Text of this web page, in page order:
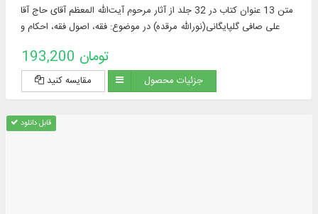
متن 13 عنوان کتاب در 32 جلد از آثار مرحوم آیت‌الله المعظم آقای حاج آقا
علی صافی گلپایگانی(نورالله مرقده) در موضوع: فقه، اصول فقه، احکام و
193,200 تومان
مقایسه کنید جزئیات محصول
قابل دانلود